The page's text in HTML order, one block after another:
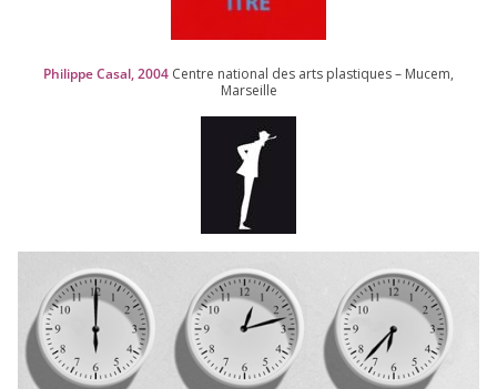
Philippe Casal,2004 Centre natio­nal des arts plas­tiques – Mucem,
Marseille